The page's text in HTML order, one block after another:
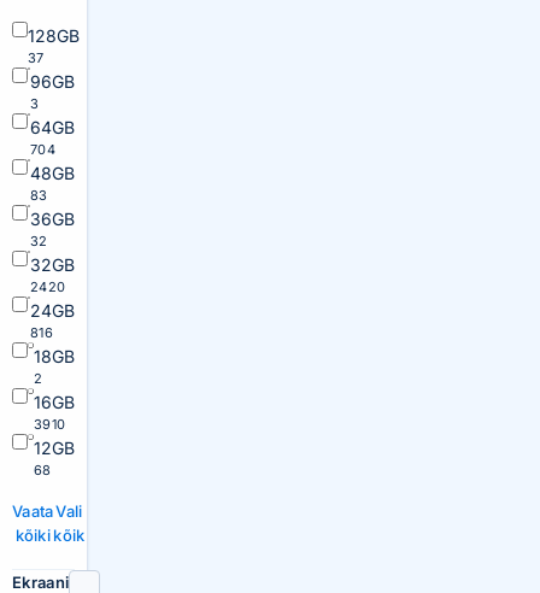
128GB
37
96GB
3
64GB
704
48GB
83
36GB
32
32GB
2420
24GB
816
18GB
2
16GB
3910
12GB
68
Vaata
kõiki
Vali
kõik
Ekraani